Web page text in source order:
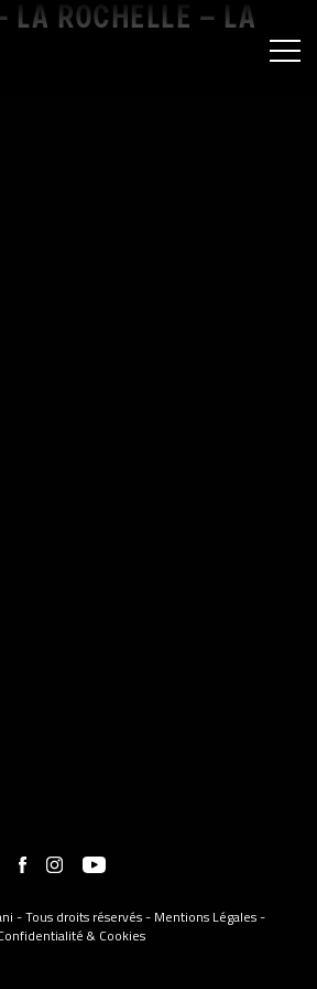
ROCHELLE – LA
- Tous droits réservés - Mentions Légales-
& Cookies